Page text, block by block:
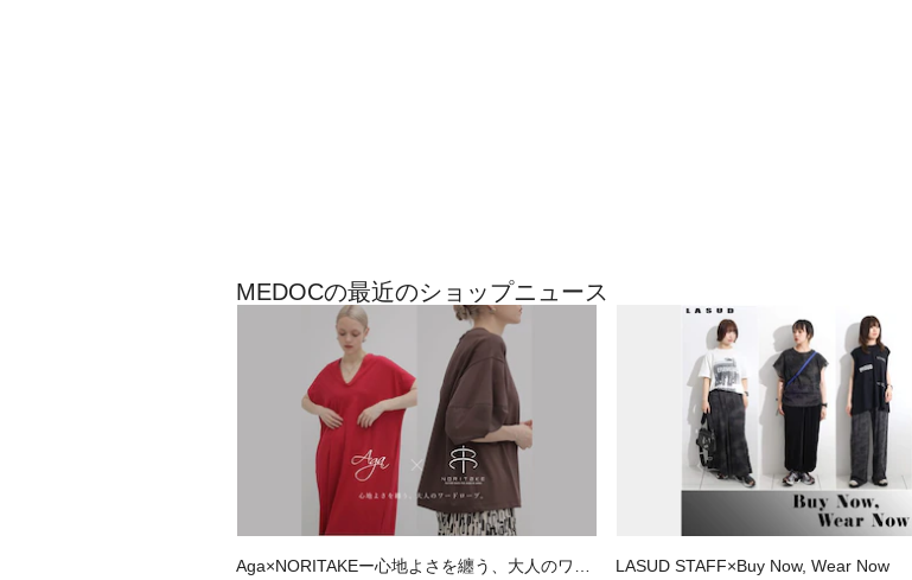
MEDOCの最近のショップニュース
Aga×NORITAKEー心地よさを纏う、大人のワー
LASUD STAFF×Buy Now, Wear Now